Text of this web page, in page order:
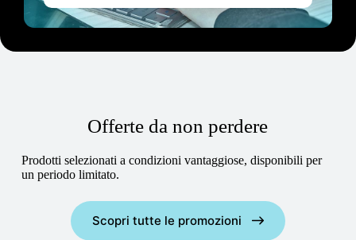
Offerte da non perdere
Prodotti selezionati a condizioni vantaggiose, disponibili per
un periodo limitato.
Scopri tutte le promozioni